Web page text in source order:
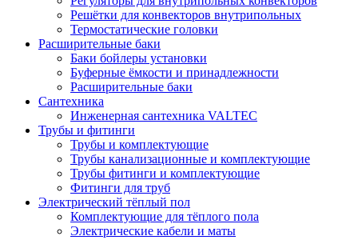
Решётки для конвекторов внутрипольных
Термостатические головки
Расширительные баки
Баки бойлеры установки
Буферные ёмкости и принадлежности
Расширительные баки
Сантехника
Инженерная сантехника VALTEC
Трубы и фитинги
Трубы и комплектующие
Трубы канализационные и комплектующие
Трубы фитинги и комплектующие
Фитинги для труб
Электрический тёплый пол
Комплектующие для тёплого пола
Электрические кабели и маты